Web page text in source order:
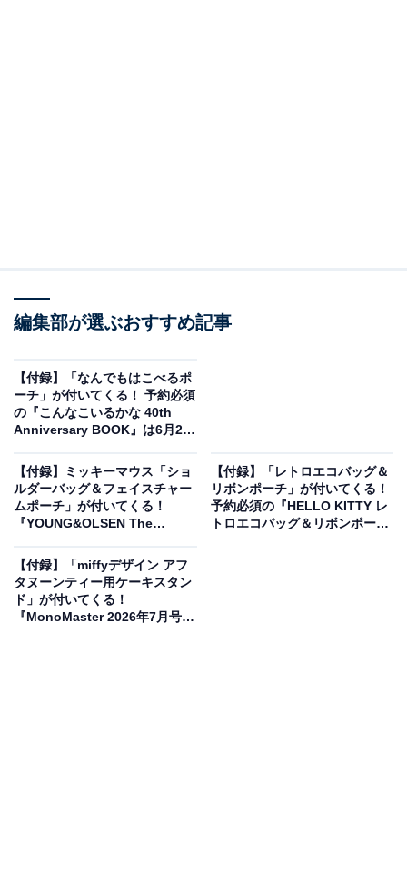
Little Twin Stars ゆめ星雲 思いやり星のおもいでがつまったキキとララのフ
ァンシーポーチBOOK（画像出典：Amazon）
宝島社から5月27日に発売される『Little Twin Stars ゆめ
星雲 思いやり星のおもいでがつまったキキとララのファ
ンシーポーチBOOK』（税込3289円）。付録として、
編集部が選ぶおすすめ記事
【付録】「なんでもはこべるポ
ーチ」が付いてくる！ 予約必須
の『こんなこいるかな 40th
Anniversary BOOK』は6月24
【付録】ミッキーマウス「ショ
ルダーバッグ＆フェイスチャー
ムポーチ」が付いてくる！
『YOUNG&OLSEN The
SHOULDER BAG BOOK』が5
月26日発売
【付録】「レトロエコバッグ＆
リボンポーチ」が付いてくる！
予約必須の『HELLO KITTY レ
トロエコバッグ＆リボンポーチ
【付録】「miffyデザイン アフ
タヌーンティー用ケーキスタン
ド」が付いてくる！
『MonoMaster 2026年7月号増